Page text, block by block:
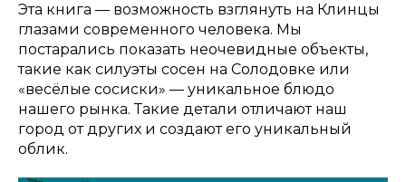
Эта книга — возможность взглянуть на Клинцы
глазами современного человека. Мы
постарались показать неочевидные объекты,
такие как силуэты сосен на Солодовке или
«весёлые сосиски» — уникальное блюдо
нашего рынка. Такие детали отличают наш
город от других и создают его уникальный
облик.